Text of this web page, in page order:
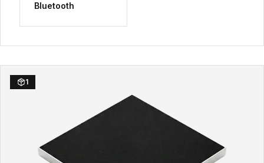
Bluetooth
1